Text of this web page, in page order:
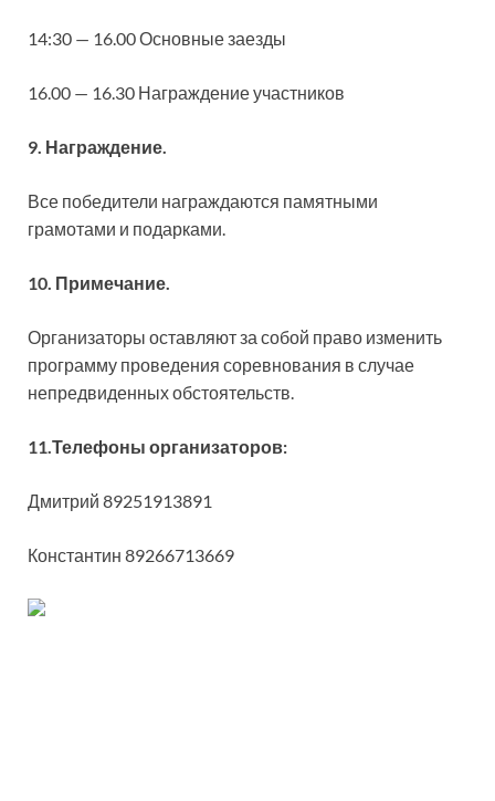
14:30 — 16.00 Основные заезды
16.00 — 16.30 Награждение участников
9. Награждение.
Все победители награждаются памятными
грамотами и подарками.
10. Примечание.
Организаторы оставляют за собой право изменить
программу проведения соревнования в случае
непредвиденных обстоятельств.
11.Телефоны организаторов:
Дмитрий 89251913891
Константин 89266713669